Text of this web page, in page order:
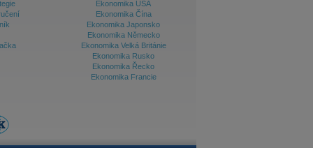
Ekonomika USA
Ekonomika Čína
Ekonomika Japonsko
Ekonomika Německo
Ekonomika Velká Británie
Ekonomika Rusko
Ekonomika Řecko
Ekonomika Francie